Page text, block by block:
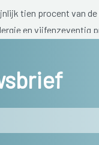
tien procent van
en vijfenzeventig